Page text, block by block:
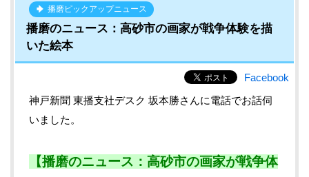
播磨ピックアップニュース
播磨のニュース：高砂市の画家が戦争体験を描
いた絵本
Facebook
神戸新聞 東播支社デスク 坂本勝さんに電話でお話伺
いました。
【播磨のニュース：高砂市の画家が戦争体